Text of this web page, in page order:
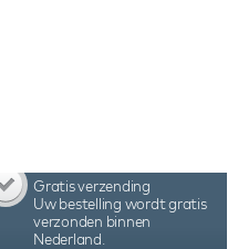
certificaat en
Gratis verzending
Uw bestelling wordt gratis
verzonden binnen
Nederland.